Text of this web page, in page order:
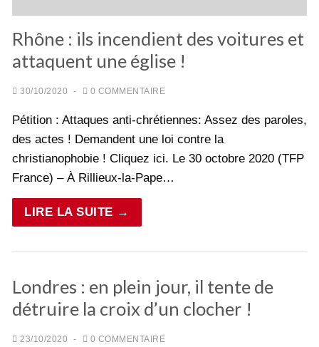
Rhône : ils incendient des voitures et
attaquent une église !
30/10/2020 - 0 COMMENTAIRE
Pétition : Attaques anti-chrétiennes: Assez des paroles,
des actes ! Demandent une loi contre la
christianophobie ! Cliquez ici. Le 30 octobre 2020 (TFP
France) – À Rillieux-la-Pape…
LIRE LA SUITE →
Londres : en plein jour, il tente de
détruire la croix d’un clocher !
23/10/2020 - 0 COMMENTAIRE